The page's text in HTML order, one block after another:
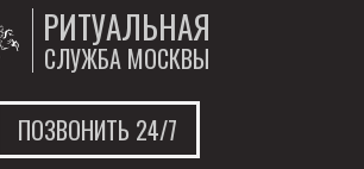
РИТУАЛЬНАЯ
СЛУЖБА МОСКВЫ
ПОЗВОНИТЬ 24/7